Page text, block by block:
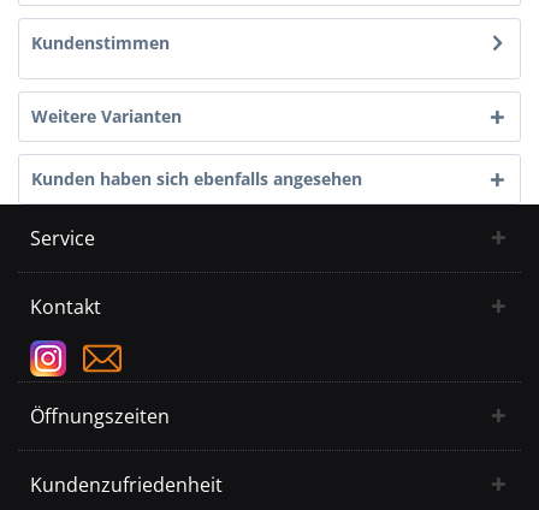
Kundenstimmen
Weitere Varianten
Kunden haben sich ebenfalls angesehen
Service
Kontakt
Öffnungszeiten
Kundenzufriedenheit